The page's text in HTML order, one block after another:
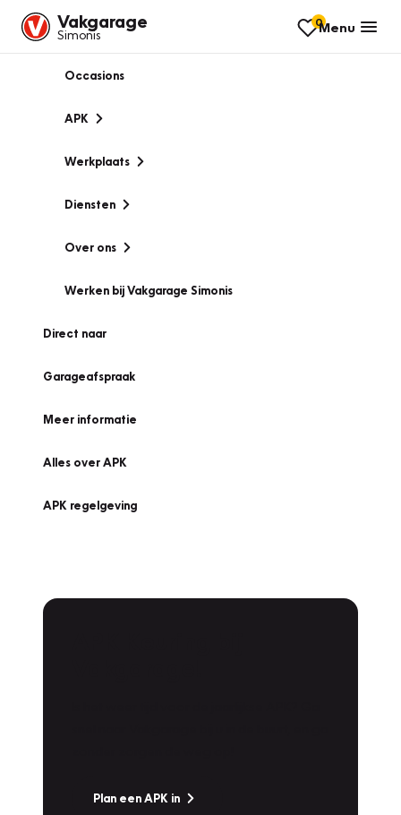
Vakgarage
Simonis
0Menu
Occasions
APK
Werkplaats
Diensten
Over ons
Werken bij Vakgarage Simonis
Direct naar
Garageafspraak
Meer informatie
Alles over APK
APK regelgeving
Plan een APK in